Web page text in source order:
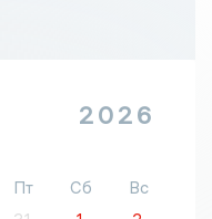
2026
Пт Сб
Вс